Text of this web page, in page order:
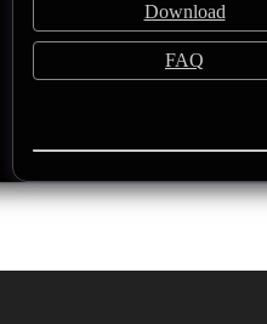
Download
FAQ